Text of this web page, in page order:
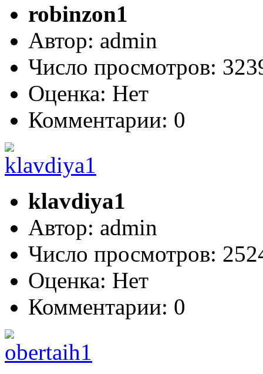
robinzon1
Автор: admin
Число просмотров:
Оценка: Нет
Комментарии: 0
klavdiya1
Автор: admin
Число просмотров:
Оценка: Нет
Комментарии: 0